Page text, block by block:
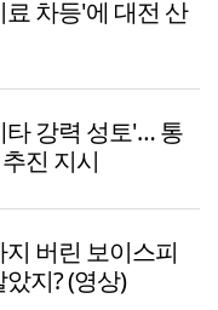
차등'에 대전 산
타 강력 성토'… 통
진 지시
버린 보이스피
지? (영상)